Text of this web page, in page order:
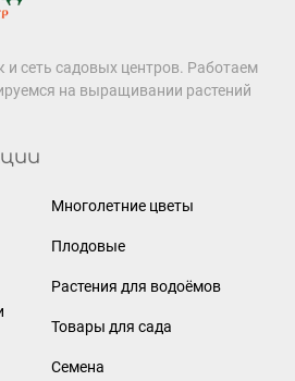
и сеть садовых центров. Работаем
на выращивании растений
Многолетние цветы
Плодовые
Растения для водоёмов
Товары для сада
Семена